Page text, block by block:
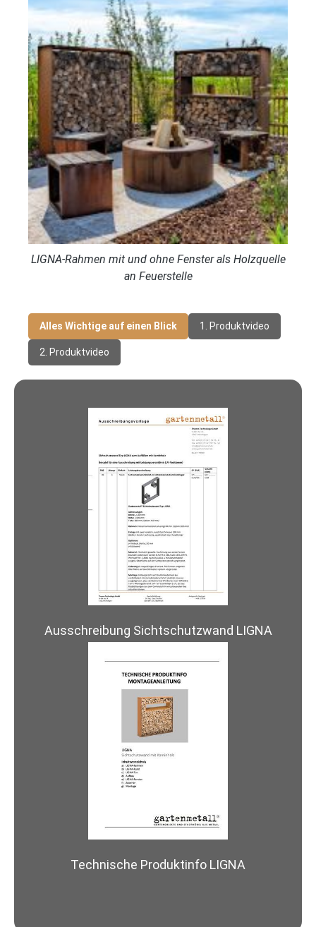
LIGNA-Rahmen mit und ohne Fenster als Holzquelle
an Feuerstelle
Alles Wichtige auf einen Blick 1. Produktvideo
2. Produktvideo
Ausschreibung Sichtschutzwand LIGNA
Technische Produktinfo LIGNA